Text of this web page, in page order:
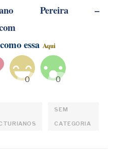
Pereira –
essa Aqui
SEM
CATEGORIA